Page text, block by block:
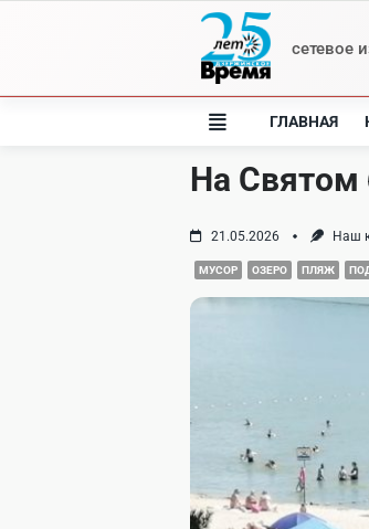
сетевое
ГЛАВНАЯ
На Святом
21.05.2026 Наш
МУСОР ОЗЕРО ПЛЯЖ